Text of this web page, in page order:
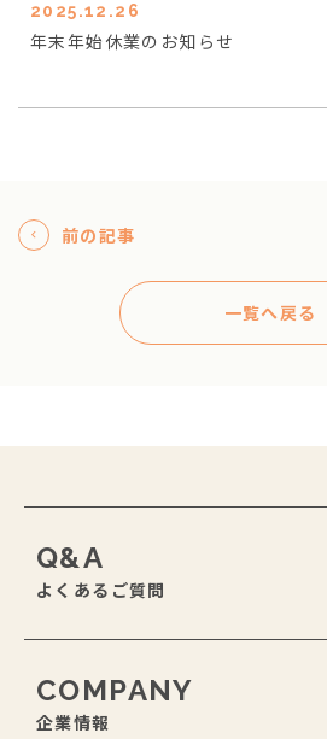
2025.12.26
年末年始休業のお知らせ
前の記事
一覧へ戻る
Q&A
よくあるご質問
COMPANY
企業情報